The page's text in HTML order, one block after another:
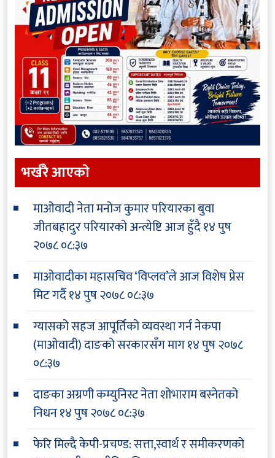
भर्खरै आएकाे
माओवादी नेता मनोज कुमार परियारका बुवा
जीतबहादुर परियारको अन्त्येष्टि आज हुँदै१४ पुष
२०७८ ०८:३७
माओवादीका महासचिव ‘विप्लव’ले आज विशेष प्रेस
मिट गर्दै१४ पुष २०७८ ०८:३७
ग्यासको सहज आपूर्तिको व्यवस्था गर्न नेकपा
(माओवादी) दाङको सरकारसँग माग१४ पुष २०७८
०८:३७
दाङका अग्रणी कम्युनिस्ट नेता शोभाराम बस्नेतको
निधन१४ पुष २०७८ ०८:३७
फेरि मिल्दै केपी-प्रचण्ड: सत्ता,स्वार्थ र समीकरणको